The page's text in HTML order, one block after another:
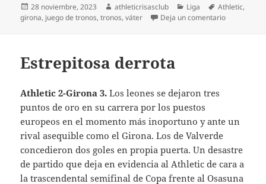
Publicado
el
28 noviembre, 2023 Autor
athleticrisasclub Categorías
Liga Etiquetas
Athletic,
girona, juego de tronos,tronos,váter Deja un comentarioen Juego
Estrepitosa derrota
Athletic 2-Girona 3. Los leones se dejaron tres
puntos de oro en su carrera por los puestos
europeos en el momento más inoportuno y ante un
rival asequible como el Girona. Los de Valverde
concedieron dos goles en propia puerta. Un desastre
de partido que deja en evidencia al Athletic de cara a
la trascendental semifinal de Copa frente al Osasuna